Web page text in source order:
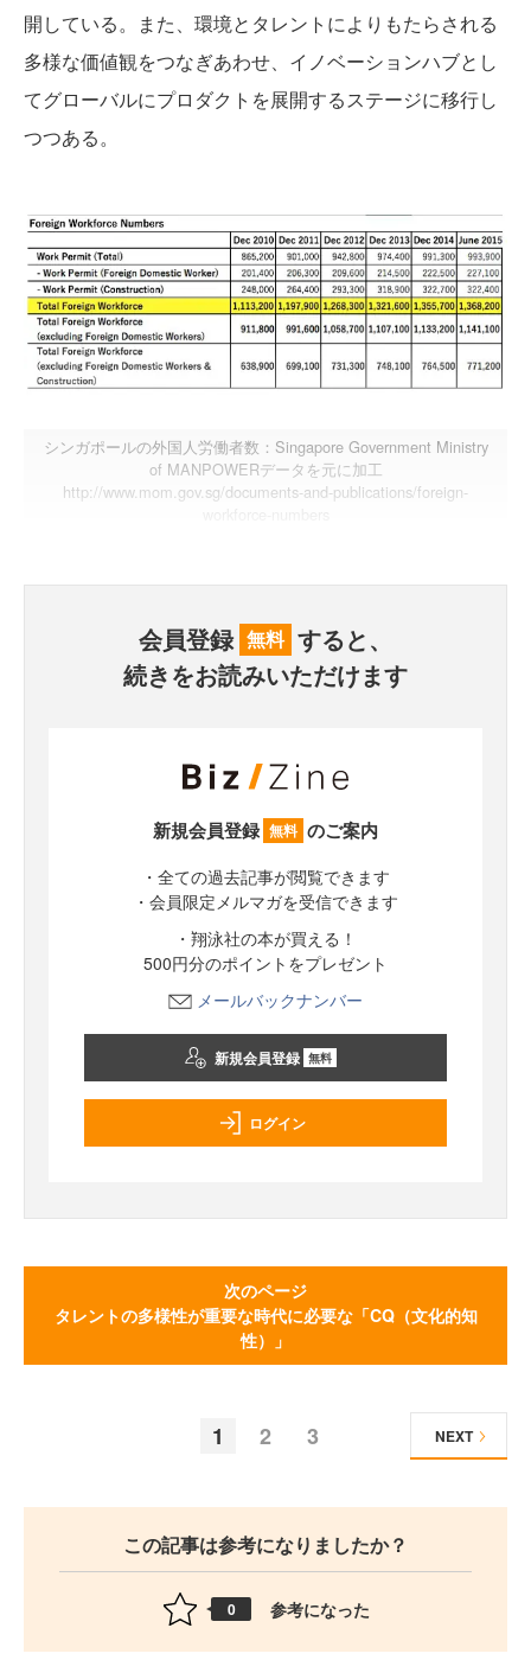
開している。また、環境とタレントによりもたらされる
多様な価値観をつなぎあわせ、イノベーションハブとし
てグローバルにプロダクトを展開するステージに移行し
つつある。
シンガポールの外国人労働者数：Singapore Government Ministry
of MANPOWERデータを元に加工
http://www.mom.gov.sg/documents-and-publications/foreign-
会員登録 無料 すると、
続きをお読みいただけます
新規会員登録 無料 のご案内
・全ての過去記事が閲覧できます
・会員限定メルマガを受信できます
・翔泳社の本が買える！
500円分のポイントをプレゼント
メールバックナンバー
新規会員登録 無料
ログイン
次のページ
タレントの多様性が重要な時代に必要な「CQ（文化的知
性）」
1 2 3 NEXT
この記事は参考になりましたか？
0 参考になった